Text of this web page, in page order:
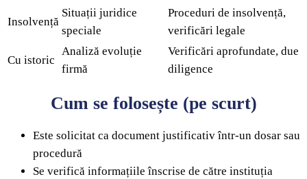
Insolvență
Situații juridice
speciale
Proceduri de insolvență,
verificări legale
Cu istoric
Analiză evoluție
firmă
Verificări aprofundate, due
diligence
Cum se folosește (pe scurt)
Este solicitat ca document justificativ într-un dosar sau
procedură
Se verifică informațiile înscrise de către instituția